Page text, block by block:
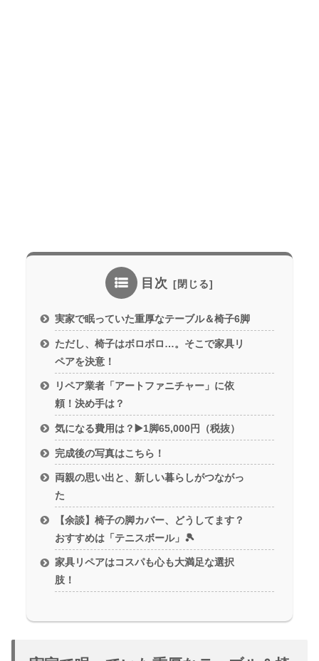
目次
実家で眠っていた重厚なテーブル＆椅子6脚
ただし、椅子はボロボロ…。そこで家具リ
ペアを決意！
リペア業者「アートファニチャー」に依
頼！決め手は？
気になる費用は？▶️1脚65,000円（税抜）
完成後の写真はこちら！
両親の思い出と、新しい暮らしがつながっ
た
【余談】椅子の脚カバー、どうしてます？
おすすめは「テニスボール」🎾
家具リペアはコスパも心も大満足な選択
肢！